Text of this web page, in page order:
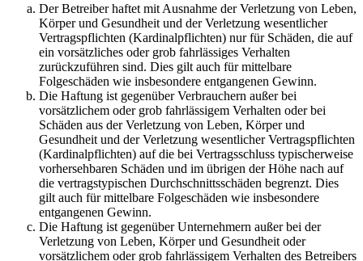
Der Betreiber haftet mit Ausnahme der Verletzung von Leben,
Körper und Gesundheit und der Verletzung wesentlicher
Vertragspflichten (Kardinalpflichten) nur für Schäden, die auf
ein vorsätzliches oder grob fahrlässiges Verhalten
zurückzuführen sind. Dies gilt auch für mittelbare
Folgeschäden wie insbesondere entgangenen Gewinn.
Die Haftung ist gegenüber Verbrauchern außer bei
vorsätzlichem oder grob fahrlässigem Verhalten oder bei
Schäden aus der Verletzung von Leben, Körper und
Gesundheit und der Verletzung wesentlicher Vertragspflichten
(Kardinalpflichten) auf die bei Vertragsschluss typischerweise
vorhersehbaren Schäden und im übrigen der Höhe nach auf
die vertragstypischen Durchschnittsschäden begrenzt. Dies
gilt auch für mittelbare Folgeschäden wie insbesondere
entgangenen Gewinn.
Die Haftung ist gegenüber Unternehmern außer bei der
Verletzung von Leben, Körper und Gesundheit oder
vorsätzlichem oder grob fahrlässigem Verhalten des Betreibers